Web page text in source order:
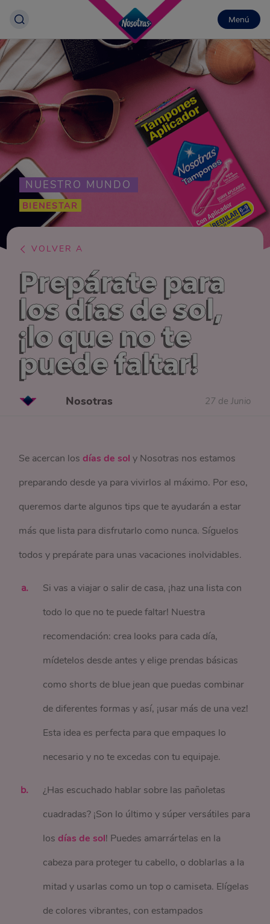
Menú
NUESTRO MUNDO
BIENESTAR
VOLVER A
Prepárate para
los días de sol,
¡lo que no te
puede faltar!
Nosotras 27 de Junio
Se acercan losdías de sol y Nosotras nos estamos
preparando desde ya para vivirlos al máximo. Por eso,
queremos darte algunos tips que te ayudarán a estar
más que lista para disfrutarlo como nunca. Síguelos
todos y prepárate para unas vacaciones inolvidables.
Si vas a viajar o salir de casa, ¡haz una lista con
todo lo que no te puede faltar! Nuestra
recomendación: crea looks para cada día,
mídetelos desde antes y elige prendas básicas
como shorts de blue jean que puedas combinar
de diferentes formas y así, ¡usar más de una vez!
Esta idea es perfecta para que empaques lo
necesario y no te excedas con tu equipaje.
¿Has escuchado hablar sobre las pañoletas
cuadradas? ¡Son lo último y súper versátiles para
losdías de sol! Puedes amarrártelas en la
cabeza para proteger tu cabello, o doblarlas a la
mitad y usarlas como un top o camiseta. Elígelas
de colores vibrantes, con estampados